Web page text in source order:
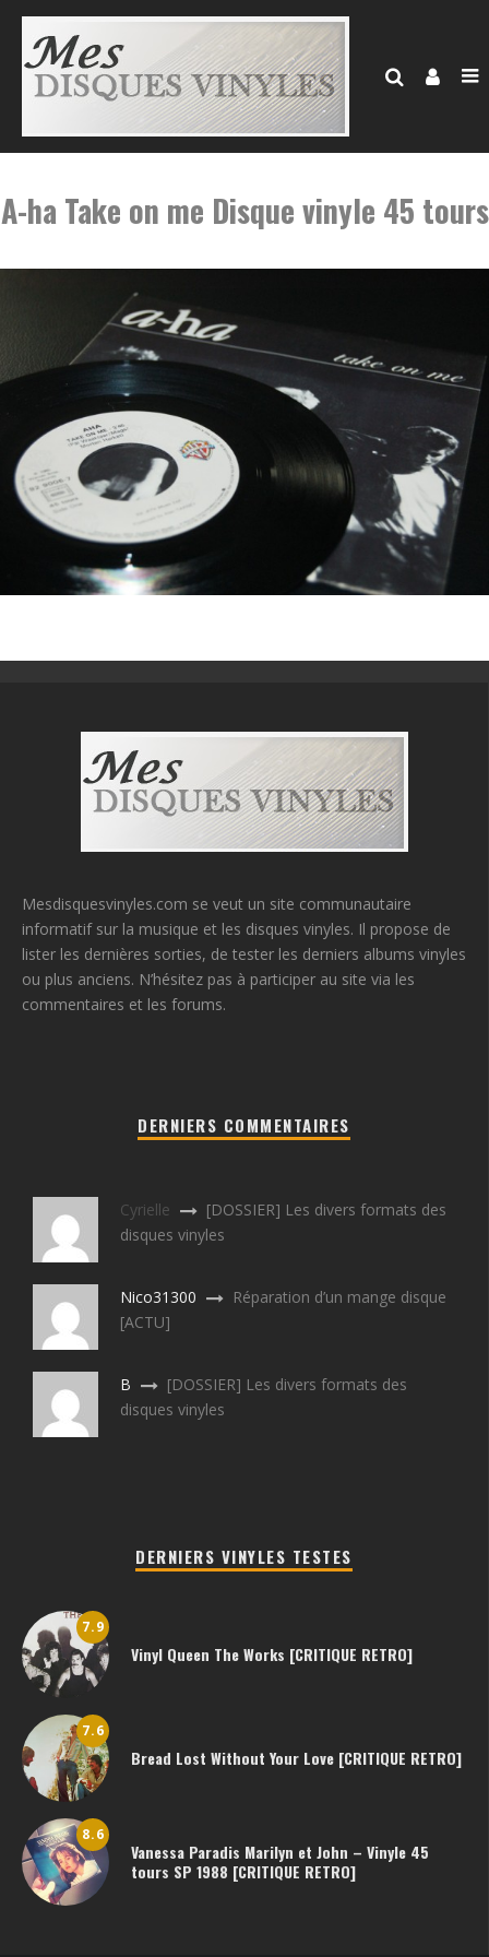
A-ha Take on me Disque vinyle 45 tours
Mesdisquesvinyles.com se veut un site communautaire
informatif sur la musique et les disques vinyles. Il propose de
lister les dernières sorties, de tester les derniers albums vinyles
ou plus anciens. N’hésitez pas à participer au site via les
commentaires et les forums.
DERNIERS COMMENTAIRES
Cyrielle
[DOSSIER] Les divers formats des
disques vinyles
Nico31300
Réparation d’un mange disque
[ACTU]
B
[DOSSIER] Les divers formats des
disques vinyles
DERNIERS VINYLES TESTES
7.9
Vinyl Queen The Works [CRITIQUE RETRO]
7.6
Bread Lost Without Your Love [CRITIQUE RETRO]
8.6
Vanessa Paradis Marilyn et John – Vinyle 45
tours SP 1988 [CRITIQUE RETRO]